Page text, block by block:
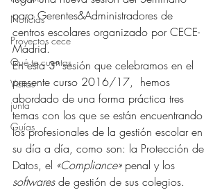
Noticias
Proyectos cece
Qué te cuentas
Visitas
junta
Guías
para Gerentes&Administradores de
centros escolares organizado por CECE-
Madrid.
En esta 3ª sesión que celebramos en el
presente curso 2016/17,  hemos
abordado de una forma práctica tres
temas con los que se están encuentrando
los profesionales de la gestión escolar en
su día a día, como son: la Protección de
Datos, el «Compliance» penal y los
softwares de gestión de sus colegios.